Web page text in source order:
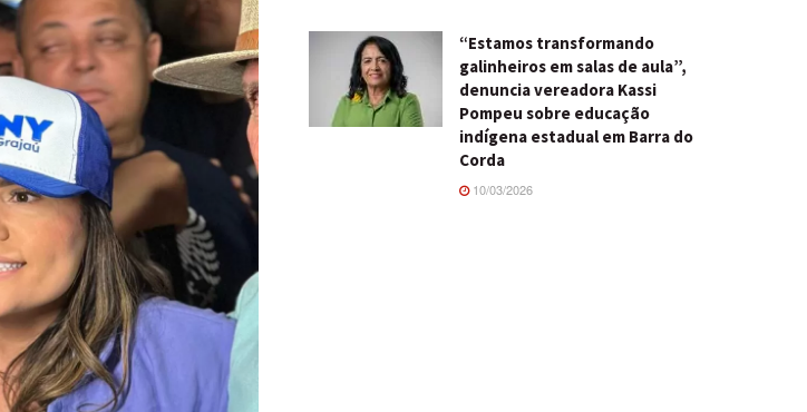
“Estamos transformando
galinheiros em salas de aula”,
denuncia vereadora Kassi
Pompeu sobre educação
indígena estadual em Barra do
Corda
10/03/2026